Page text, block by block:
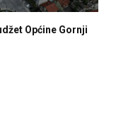
Općine Gornji